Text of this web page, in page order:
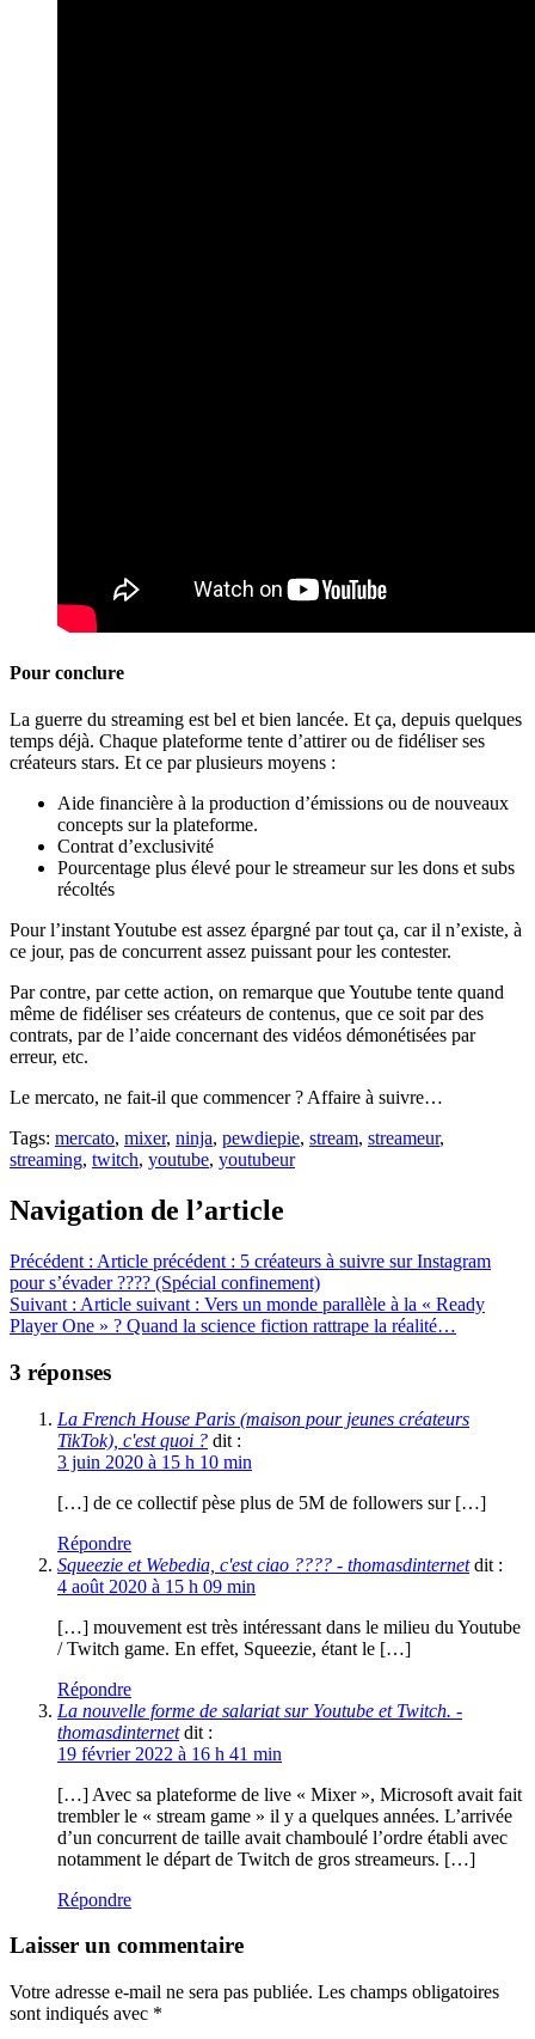
Pour conclure
La guerre du streaming est bel et bien lancée. Et ça, depuis quelques
temps déjà. Chaque plateforme tente d’attirer ou de fidéliser ses
créateurs stars. Et ce par plusieurs moyens :
Aide financière à la production d’émissions ou de nouveaux
concepts sur la plateforme.
Contrat d’exclusivité
Pourcentage plus élevé pour le streameur sur les dons et subs
récoltés
Pour l’instant Youtube est assez épargné par tout ça, car il n’existe, à
ce jour, pas de concurrent assez puissant pour les contester.
Par contre, par cette action, on remarque que Youtube tente quand
même de fidéliser ses créateurs de contenus, que ce soit par des
contrats, par de l’aide concernant des vidéos démonétisées par
erreur, etc.
Le mercato, ne fait-il que commencer ? Affaire à suivre…
Tags: mercato, mixer, ninja, pewdiepie, stream, streameur,
streaming, twitch, youtube, youtubeur
Navigation de l’article
Précédent : Article précédent : 5 créateurs à suivre sur Instagram
pour s’évader ???? (Spécial confinement)
Suivant : Article suivant : Vers un monde parallèle à la « Ready
Player One » ? Quand la science fiction rattrape la réalité…
3 réponses
La French House Paris (maison pour jeunes créateurs
TikTok), c'est quoi ? dit :
3 juin 2020 à 15 h 10 min
[…] de ce collectif pèse plus de 5M de followers sur […]
Répondre
Squeezie et Webedia, c'est ciao ???? - thomasdinternet dit :
4 août 2020 à 15 h 09 min
[…] mouvement est très intéressant dans le milieu du Youtube
/ Twitch game. En effet, Squeezie, étant le […]
Répondre
La nouvelle forme de salariat sur Youtube et Twitch. -
thomasdinternet dit :
19 février 2022 à 16 h 41 min
[…] Avec sa plateforme de live « Mixer », Microsoft avait fait
trembler le « stream game » il y a quelques années. L’arrivée
d’un concurrent de taille avait chamboulé l’ordre établi avec
notamment le départ de Twitch de gros streameurs. […]
Répondre
Laisser un commentaire
Votre adresse e-mail ne sera pas publiée. Les champs obligatoires
sont indiqués avec *